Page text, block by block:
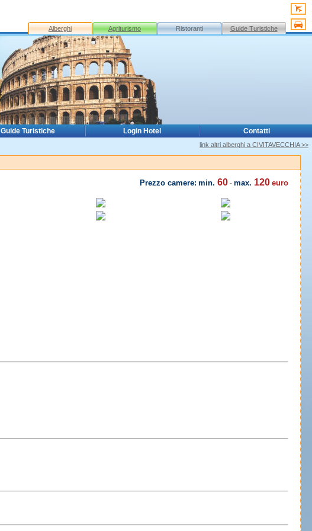
Alberghi Agriturismo Ristoranti Guide Turistiche
Guide Turistiche Login Hotel Contatti
link altri alberghi a CIVITAVECCHIA >>
Prezzo camere: min. 60 - max. 120 euro